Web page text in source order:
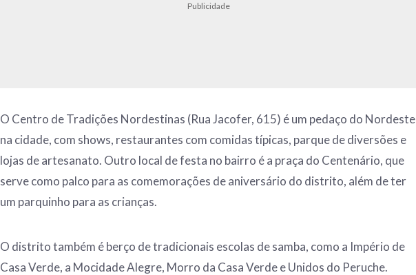
Publicidade
O Centro de Tradições Nordestinas (Rua Jacofer, 615) é um pedaço do Nordeste
na cidade, com shows, restaurantes com comidas típicas, parque de diversões e
lojas de artesanato. Outro local de festa no bairro é a praça do Centenário, que
serve como palco para as comemorações de aniversário do distrito, além de ter
um parquinho para as crianças.
O distrito também é berço de tradicionais escolas de samba, como a Império de
Casa Verde, a Mocidade Alegre, Morro da Casa Verde e Unidos do Peruche.